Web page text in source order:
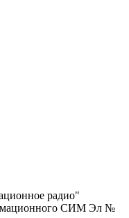
радио"
СИМ Эл №